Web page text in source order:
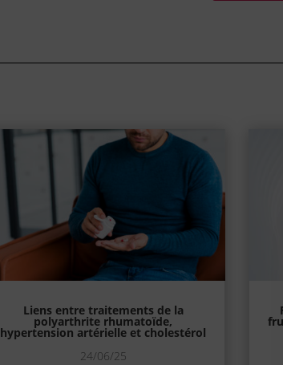
Liens entre traitements de la
polyarthrite rhumatoïde,
hypertension artérielle et cholestérol
24/06/25